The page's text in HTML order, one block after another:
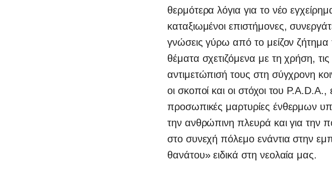
θερμότερα λόγια για το νέο
καταξιωμένοι επιστήμονες,
γνώσεις γύρω από το μείζον
θέματα σχετιζόμενα με τη χρήση,
αντιμετώπισή τους στη σύγχρονη
οι σκοποί και οι στόχοι του
προσωπικές μαρτυρίες ένθερμων
την ανθρώπινη πλευρά και για την
στο συνεχή πόλεμο ενάντια στην
θανάτου» ειδικά στη νεολαία μας.